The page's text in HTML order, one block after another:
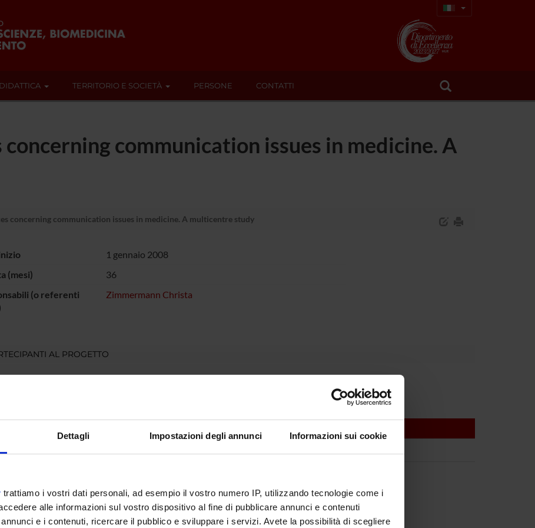
Dettagli Impostazioni degli annunci Informazioni sui cookie
trattiamo i vostri dati personali, ad esempio il vostro numero IP, utilizzando tecnologie come i
alle informazioni sul vostro dispositivo al fine di pubblicare annunci e contenuti
e i contenuti, ricercare il pubblico e sviluppare i servizi. Avete la possibilità di scegliere
DIDATTICA TERRITORIO E SOCIETÀ PERSONE CONTATTI
concerning communication issues in medicine. A
concerning communication issues in medicine. A multicentre study
1 gennaio 2008
(mesi)
36
(o referenti
Zimmermann Christa
AL PROGETTO
Zimmermann Incaricato alla ricerca